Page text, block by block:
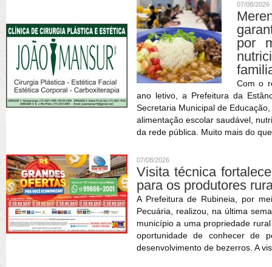
07/08/2026
por
Com o
ano letivo, a Prefeitura da
Secretaria Municipal de
alimentação escolar saudável,
da rede pública. Muito mais do
07/08/2026
Visita técnica
para os produtores
A Prefeitura de Rubineia, por
Pecuária, realizou, na última
município a uma propriedade
oportunidade de conhecer de
desenvolvimento de bezerros. A